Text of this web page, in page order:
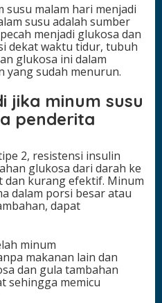
susu malam hari menjadi
susu adalah sumber
menjadi glukosa dan
dekat waktu tidur, tubuh
glukosa ini dalam
yang sudah menurun.
jika minum susu
penderita
2, resistensi insulin
glukosa dari darah ke
dan kurang efektif. Minum
dalam porsi besar atau
dapat
minum
makanan lain dan
dan gula tambahan
sehingga memicu